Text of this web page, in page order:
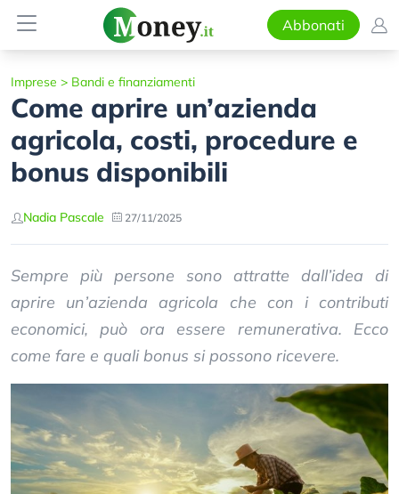
Abbonati
Imprese > Bandi e finanziamenti
Come aprire un’azienda
agricola, costi, procedure e
bonus disponibili
Nadia Pascale 27/11/2025
Sempre più persone sono attratte dall’idea di
aprire un’azienda agricola che con i contributi
economici, può ora essere remunerativa. Ecco
come fare e quali bonus si possono ricevere.